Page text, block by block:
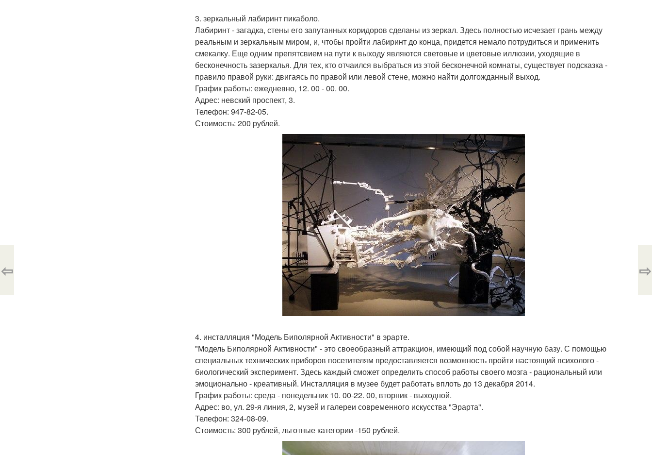
3. зеркальный лабиринт пикаболо.
Лабиринт - загадка, стены его запутанных коридоров сделаны из зеркал. Здесь полностью исчезает грань между
реальным и зеркальным миром, и, чтобы пройти лабиринт до конца, придется немало потрудиться и применить
смекалку. Еще одним препятсвием на пути к выходу являются световые и цветовые иллюзии, уходящие в
бесконечность зазеркалья. Для тех, кто отчаился выбраться из этой бесконечной комнаты, существует подсказка -
правило правой руки: двигаясь по правой или левой стене, можно найти долгожданный выход.
График работы: ежедневно, 12. 00 - 00. 00.
Адрес: невский проспект, 3.
Телефон: 947-82-05.
Стоимость: 200 рублей.
4. инсталляция "Модель Биполярной Активности" в эрарте.
"Модель Биполярной Активности" - это своеобразный аттракцион, имеющий под собой научную базу. С помощью
специальных технических приборов посетителям предоставляется возможность пройти настоящий психолого -
биологический эксперимент. Здесь каждый сможет определить способ работы своего мозга - рациональный или
эмоционально - креативный. Инсталляция в музее будет работать вплоть до 13 декабря 2014.
График работы: среда - понедельник 10. 00-22. 00, вторник - выходной.
Адрес: во, ул. 29-я линия, 2, музей и галереи современного искусства "Эрарта".
Телефон: 324-08-09.
Стоимость: 300 рублей, льготные категории -150 рублей.
⇦ ⇨